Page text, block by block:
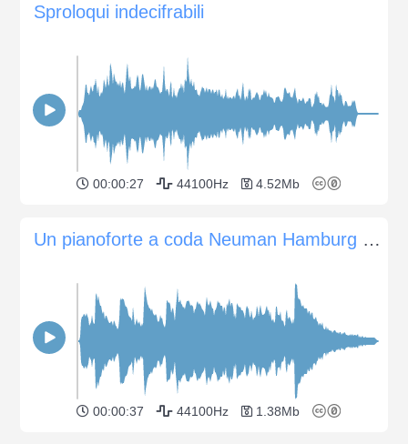
Sproloqui indecifrabili
00:00:27 44100Hz 4.52Mb
Un pianoforte a coda Neuman Hamburg di cento anni fa
00:00:37 44100Hz 1.38Mb